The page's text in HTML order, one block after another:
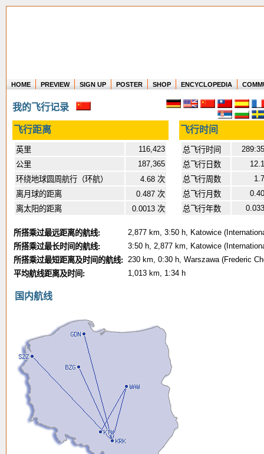
Where in the world have you flown?
How long have you been in the air?
Create your own FlightMemory and see!
HOME PREVIEW SIGN UP POSTER SHOP ENCYCLOPEDIA
我的飞行记录
飞行距离 飞行时间
英里
116,423
公里
187,365
环绕地球圆周航行（环航）
4.68 次
离月球的距离
0.487 次
离太阳的距离
0.0013 次
总飞行时间
289:35
总飞行日数
12.1
总飞行周数
1.7
总飞行月数
0.40
总飞行年数
0.033
所搭乘过最远距离的航线:
2,877 km, 3:50 h, Katowice
所搭乘过最长时间的航线:
3:50 h, 2,877 km, Katowice
所搭乘过最短距离及时间的航线: 230 km, 0:30 h, Warszawa (Frederic
平均航线距离及时间:
1,013 km, 1:34 h
国内航线